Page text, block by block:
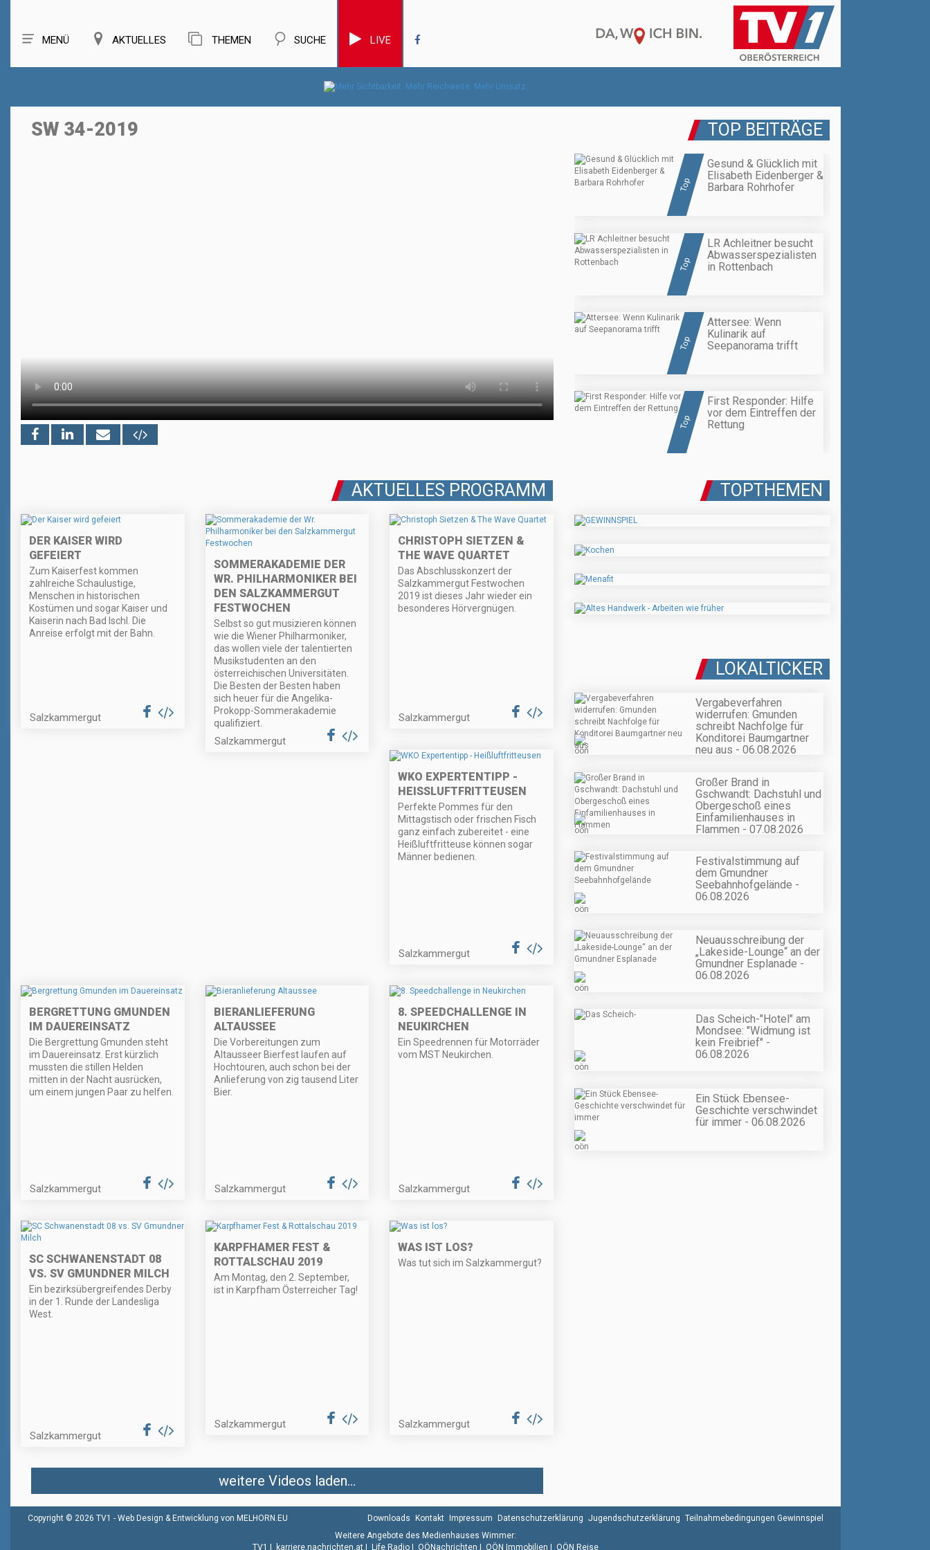
MENÜ AKTUELLES THEMEN SUCHE LIVE
SW 34-2019 TOP BEITRÄGE
Top
Gesund & Glücklich mit
Elisabeth Eidenberger &
Barbara Rohrhofer
Top
LR Achleitner besucht
Abwasserspezialisten
in Rottenbach
Top
Attersee: Wenn
Kulinarik auf
Seepanorama trifft
Top
First Responder: Hilfe
vor dem Eintreffen der
Rettung
AKTUELLES PROGRAMM
DER KAISER WIRD
GEFEIERT
Zum Kaiserfest kommen
zahlreiche Schaulustige,
Menschen in historischen
Kostümen und sogar Kaiser und
Kaiserin nach Bad Ischl. Die
Anreise erfolgt mit der Bahn.
Salzkammergut
SOMMERAKADEMIE DER
WR. PHILHARMONIKER BEI
DEN SALZKAMMERGUT
FESTWOCHEN
Selbst so gut musizieren können
wie die Wiener Philharmoniker,
das wollen viele der talentierten
Musikstudenten an den
österreichischen Universitäten.
Die Besten der Besten haben
sich heuer für die Angelika-
Prokopp-Sommerakademie
qualifiziert.
Salzkammergut
CHRISTOPH SIETZEN &
THE WAVE QUARTET
Das Abschlusskonzert der
Salzkammergut Festwochen
2019 ist dieses Jahr wieder ein
besonderes Hörvergnügen.
Salzkammergut
WKO EXPERTENTIPP -
HEISSLUFTFRITTEUSEN
Perfekte Pommes für den
Mittagstisch oder frischen Fisch
ganz einfach zubereitet - eine
Heißluftfritteuse können sogar
Männer bedienen.
Salzkammergut
BERGRETTUNG GMUNDEN
IM DAUEREINSATZ
Die Bergrettung Gmunden steht
im Dauereinsatz. Erst kürzlich
mussten die stillen Helden
mitten in der Nacht ausrücken,
um einem jungen Paar zu helfen.
Salzkammergut
BIERANLIEFERUNG
ALTAUSSEE
Die Vorbereitungen zum
Altausseer Bierfest laufen auf
Hochtouren, auch schon bei der
Anlieferung von zig tausend Liter
Bier.
Salzkammergut
8. SPEEDCHALLENGE IN
NEUKIRCHEN
Ein Speedrennen für Motorräder
vom MST Neukirchen.
Salzkammergut
SC SCHWANENSTADT 08
VS. SV GMUNDNER MILCH
Ein bezirksübergreifendes Derby
in der 1. Runde der Landesliga
West.
Salzkammergut
KARPFHAMER FEST &
ROTTALSCHAU 2019
Am Montag, den 2. September,
ist in Karpfham Österreicher Tag!
Salzkammergut
WAS IST LOS?
Was tut sich im Salzkammergut?
Salzkammergut
weitere Videos laden...
TOPTHEMEN
LOKALTICKER
Vergabeverfahren
widerrufen: Gmunden
schreibt Nachfolge für
Konditorei Baumgartner
neu aus - 06.08.2026
Großer Brand in
Gschwandt: Dachstuhl und
Obergeschoß eines
Einfamilienhauses in
Flammen - 07.08.2026
Festivalstimmung auf
dem Gmundner
Seebahnhofgelände -
06.08.2026
Neuausschreibung der
„Lakeside-Lounge“ an der
Gmundner Esplanade -
06.08.2026
Das Scheich-"Hotel" am
Mondsee: "Widmung ist
kein Freibrief" -
06.08.2026
Ein Stück Ebensee-
Geschichte verschwindet
für immer - 06.08.2026
Copyright © 2026 TV1 - Web Design & Entwicklung von MELHORN.EU Downloads Kontakt Impressum Datenschutzerklärung Jugendschutzerklärung Teilnahmebedingungen Gewinnspiel
Weitere Angebote des Medienhauses Wimmer:
TV1
karriere.nachrichten.at Life Radio OÖNachrichten OÖN Immobilien OÖN Reise